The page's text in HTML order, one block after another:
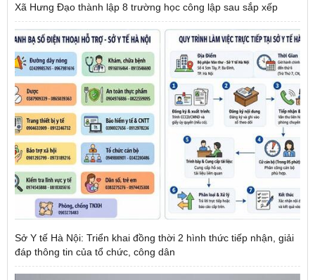
Xã Hưng Đạo thành lập 8 trường học công lập sau sắp xếp
Sở Y tế Hà Nội: Triển khai đồng thời 2 hình thức tiếp nhận, giải
đáp thông tin của tổ chức, công dân